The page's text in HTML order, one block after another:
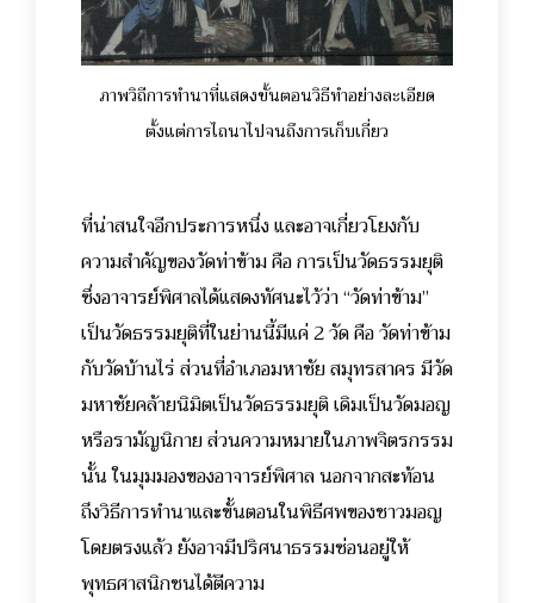
ภาพวิถีการทำนาที่แสดงขั้นตอนวิธีทำอย่างละเอียด
ตั้งแต่การไถนาไปจนถึงการเก็บเกี่ยว
ที่น่าสนใจอีกประการหนึ่ง และอาจเกี่ยวโยงกับ
ความสำคัญของวัดท่าข้าม คือ การเป็นวัดธรรมยุติ
ซึ่งอาจารย์พิศาลได้แสดงทัศนะไว้ว่า “วัดท่าข้าม”
เป็นวัดธรรมยุติที่ในย่านนี้มีแค่ 2 วัด คือ วัดท่าข้าม
กับวัดบ้านไร่ ส่วนที่อำเภอมหาชัย สมุทรสาคร มีวัด
มหาชัยคล้ายนิมิตเป็นวัดธรรมยุติ เดิมเป็นวัดมอญ
หรือรามัญนิกาย ส่วนความหมายในภาพจิตรกรรม
นั้น ในมุมมองของอาจารย์พิศาล นอกจากสะท้อน
ถึงวิธีการทำนาและขั้นตอนในพิธีศพของชาวมอญ
โดยตรงแล้ว ยังอาจมีปริศนาธรรมซ่อนอยู่ให้
พุทธศาสนิกชนได้ตีความ